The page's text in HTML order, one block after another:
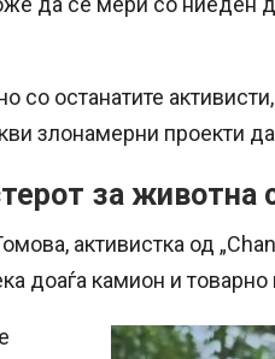
со останатите
злонамерни проекти
за животна
активистка од
доаѓа камион и